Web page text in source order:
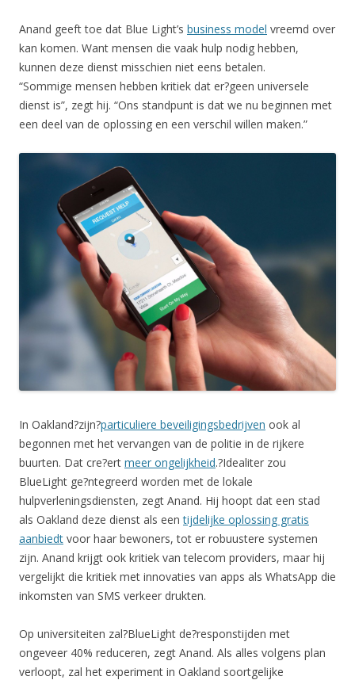
Anand geeft toe dat Blue Light’s business model vreemd over
kan komen. Want mensen die vaak hulp nodig hebben,
kunnen deze dienst misschien niet eens betalen.
“Sommige mensen hebben kritiek dat er?geen universele
dienst is”, zegt hij. “Ons standpunt is dat we nu beginnen met
een deel van de oplossing en een verschil willen maken.”
In Oakland?zijn?particuliere beveiligingsbedrijven ook al
begonnen met het vervangen van de politie in de rijkere
buurten. Dat cre?ert meer ongelijkheid.?Idealiter zou
BlueLight ge?ntegreerd worden met de lokale
hulpverleningsdiensten, zegt Anand. Hij hoopt dat een stad
als Oakland deze dienst als eentijdelijke oplossing gratis
aanbiedt voor haar bewoners, tot er robuustere systemen
zijn. Anand krijgt ook kritiek van telecom providers, maar hij
vergelijkt die kritiek met innovaties van apps als WhatsApp die
inkomsten van SMS verkeer drukten.
Op universiteiten zal?BlueLight de?responstijden met
ongeveer 40% reduceren, zegt Anand. Als alles volgens plan
verloopt, zal het experiment in Oakland soortgelijke